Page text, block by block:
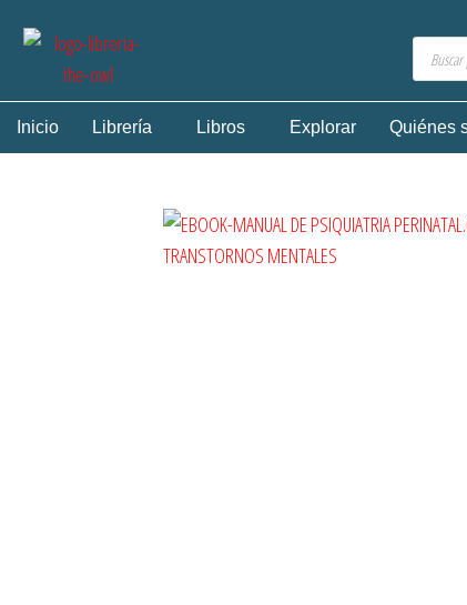
Inicio Librería Libros Explorar Quiénes